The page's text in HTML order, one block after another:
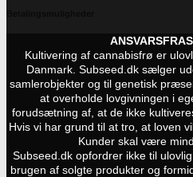
Kultivering af cannabisfrø er
Danmark. Subseed.dk sælger
samlerobjekter og til genetisk
at overholde lovgivningen i
forudsætning af, at de ikke
Hvis vi har grund til at tro, at loven
Kunder skal være
Subseed.dk opfordrer ikke til
brugen af solgte produkter og